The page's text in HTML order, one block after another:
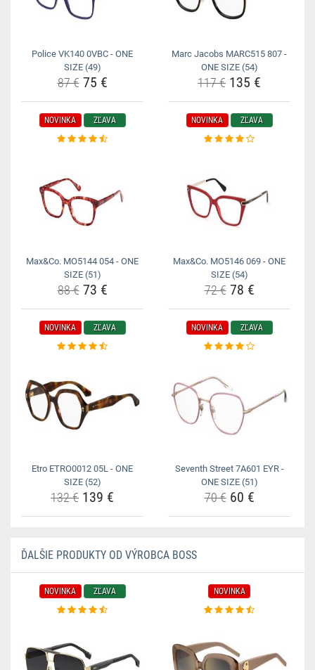
Police VK140 0VBC - ONE
SIZE (49)
87 €75 €
Marc Jacobs MARC515 807 -
ONE SIZE (54)
117 € 135 €
NOVINKA ZĽAVA
Max&Co. MO5144 054 - ONE
SIZE (51)
88 €73 €
NOVINKA ZĽAVA
Max&Co. MO5146 069 - ONE
SIZE (54)
72 €78 €
NOVINKA ZĽAVA
Etro ETRO0012 05L - ONE
SIZE (52)
132 € 139 €
NOVINKA ZĽAVA
Seventh Street 7A601 EYR -
ONE SIZE (51)
70 €60 €
ĎALŠIE PRODUKTY OD VÝROBCA BOSS
NOVINKA ZĽAVA NOVINKA